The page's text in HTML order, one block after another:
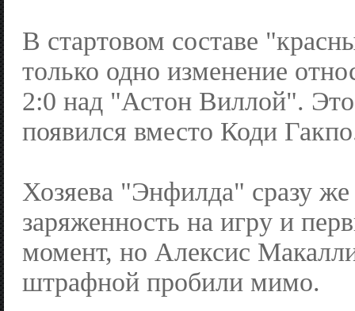
В стартовом составе
только одно изменение
2:0 над "Астон Виллой".
появился вместо Коди
Хозяева "Энфилда" сразу
заряженность на игру и
момент, но Алексис
штрафной пробили мимо.